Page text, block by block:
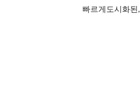
빠르게도시화된,